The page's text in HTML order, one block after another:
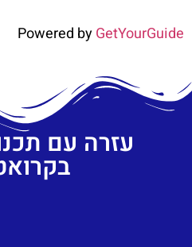
Powered byGetYourGuide
עזרה עם